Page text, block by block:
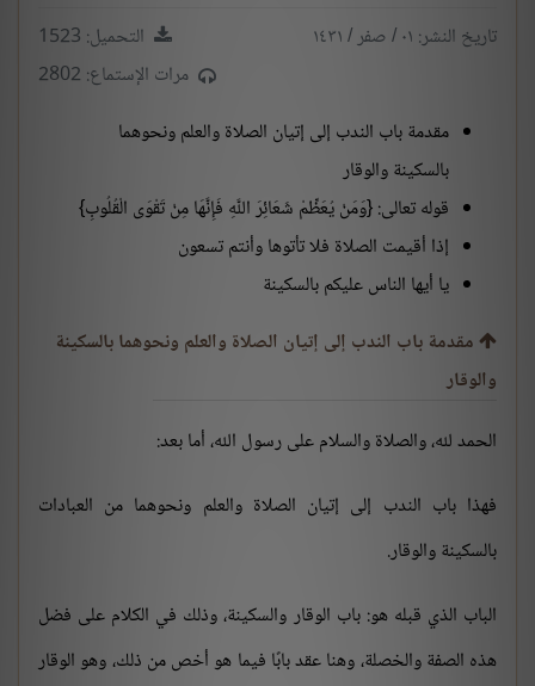
تاريخ النشر: ٠١ / صفر / ١٤٣١
التحميل: 1523
مرات الإستماع: 2802
مقدمة باب الندب إلى إتيان الصلاة والعلم ونحوهما
بالسكينة والوقار
قوله تعالى: {وَمَنْ يُعَظِّمْ شَعَائِرَ اللَّهِ فَإِنَّهَا مِنْ تَقْوَى الْقُلُوبِ}
إذا أقيمت الصلاة فلا تأتوها وأنتم تسعون
يا أيها الناس عليكم بالسكينة
مقدمة باب الندب إلى إتيان الصلاة والعلم ونحوهما بالسكينة
والوقار
الحمد لله، والصلاة والسلام على رسول الله، أما بعد:
فهذا باب الندب إلى إتيان الصلاة والعلم ونحوهما من العبادات
بالسكينة والوقار.
الباب الذي قبله هو: باب الوقار والسكينة، وذلك في الكلام على فضل
هذه الصفة والخصلة، وهنا عقد بابًا فيما هو أخص من ذلك، وهو الوقار